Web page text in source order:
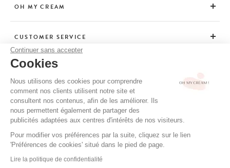
Continuer sans accepter
Cookies
Nous utilisons des cookies pour comprendre
comment nos clients utilisent notre site et
consultent nos contenus, afin de les améliorer. Ils
nous permettent également de partager des
publicités adaptées aux centres d'intérêts de nos visiteurs.
Pour modifier vos préférences par la suite, cliquez sur le lien
'Préférences de cookies' situé dans le pied de page.
Lire la politique de confidentialité
OH MY CREAM
CUSTOMER SERVICE
ADVICE
CGV / CGU
TERMS OF USE
PRIVACY POLICY
CREDITS